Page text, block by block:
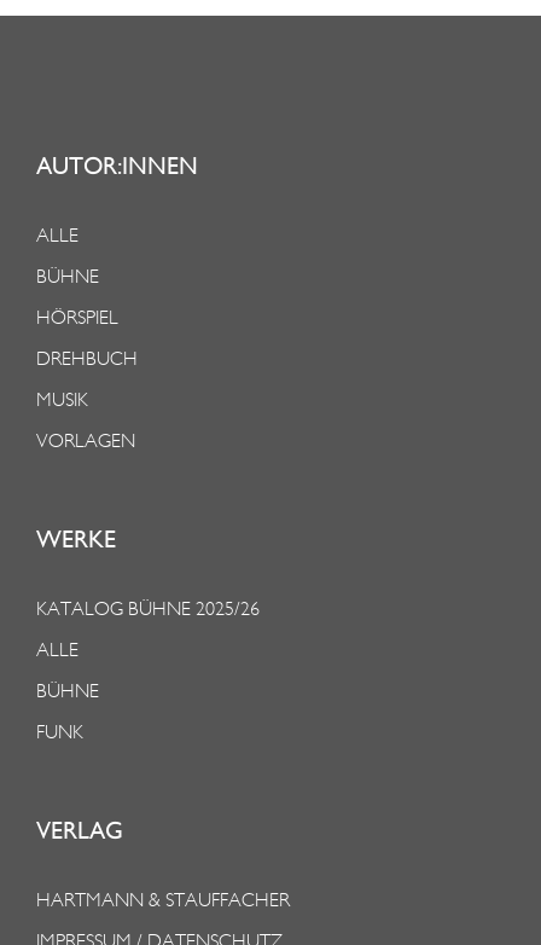
AUTOR:INNEN
ALLE
BÜHNE
HÖRSPIEL
DREHBUCH
MUSIK
VORLAGEN
WERKE
KATALOG BÜHNE 2025/26
ALLE
BÜHNE
FUNK
VERLAG
HARTMANN & STAUFFACHER
IMPRESSUM / DATENSCHUTZ